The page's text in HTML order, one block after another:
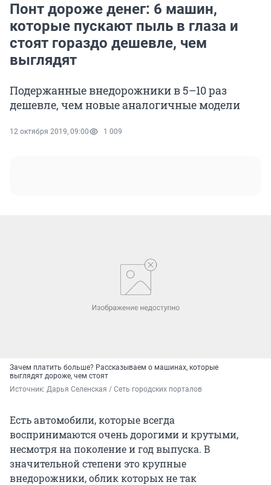
Понт дороже денег: 6 машин,
которые пускают пыль в глаза и
стоят гораздо дешевле, чем
выглядят
Подержанные внедорожники в 5–10 раз
дешевле, чем новые аналогичные модели
12 октября 2019, 09:00 1 009
Зачем платить больше? Рассказываем о машинах, которые
выглядят дороже, чем стоят
Источник: Дарья Селенская / Сеть городских порталов
Есть автомобили, которые всегда
воспринимаются очень дорогими и крутыми,
несмотря на поколение и год выпуска. В
значительной степени это крупные
внедорожники, облик которых не так